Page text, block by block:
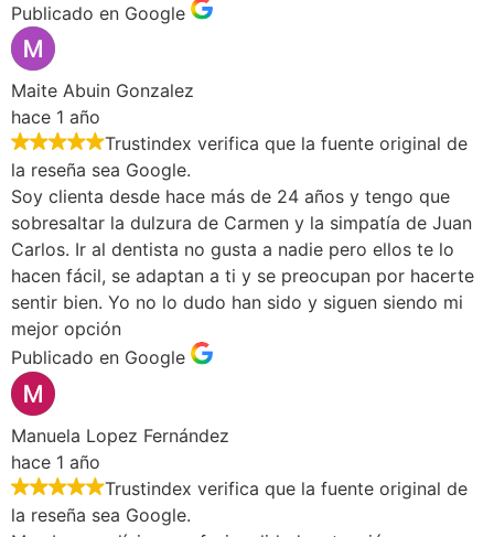
Publicado en Google
Maite Abuin Gonzalez
hace 1 año
Trustindex verifica que la fuente original de
la reseña sea Google.
Soy clienta desde hace más de 24 años y tengo que
sobresaltar la dulzura de Carmen y la simpatía de Juan
Carlos. Ir al dentista no gusta a nadie pero ellos te lo
hacen fácil, se adaptan a ti y se preocupan por hacerte
sentir bien. Yo no lo dudo han sido y siguen siendo mi
mejor opción
Publicado en Google
Manuela Lopez Fernández
hace 1 año
Trustindex verifica que la fuente original de
la reseña sea Google.